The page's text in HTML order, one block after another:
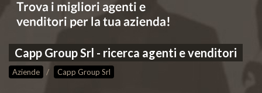
Capp Group Srl - ricerca agenti e venditori
Aziende Capp Group Srl